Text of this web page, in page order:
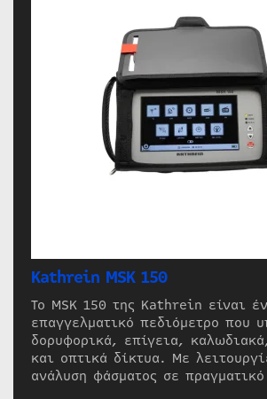
Kathrein MSK 150
Το MSK 150 της Kathrein είναι
επαγγελματικό πεδιόμετρο που
δορυφορικά, επίγεια,
και οπτικά δίκτυα. Με
ανάλυση φάσματος σε